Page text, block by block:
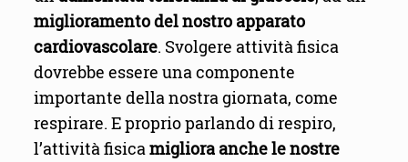
miglioramento del nostro apparato
cardiovascolare. Svolgere attività fisica
dovrebbe essere una componente
importante della nostra giornata, come
respirare. E proprio parlando di respiro,
l’attività fisicamigliora anche le nostre